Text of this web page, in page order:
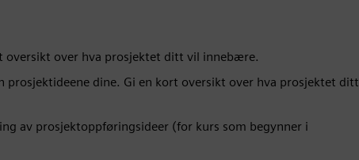
oversikt over hva prosjektet ditt vil innebære.
dine. Gi en kort oversikt over hva prosjektet ditt
av prosjektoppføringsideer (for kurs som begynner i